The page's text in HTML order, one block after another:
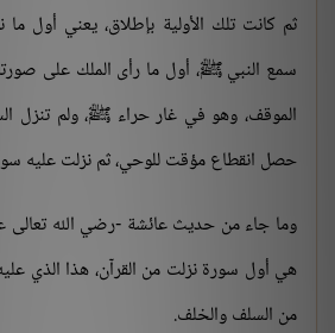
ثم كانت تلك الأولية بإطلاق، يعني أول
سمع النبي ﷺ، أول ما رأى الملك على
الموقف، وهو في غار حراء ﷺ، ولم تنزل
حصل انقطاع مؤقت للوحي، ثم نزلت عليه
وما جاء من حديث عائشة -رضي الله تعالى
هي أول سورة نزلت من القرآن، هذا الذي
من السلف والخلف.